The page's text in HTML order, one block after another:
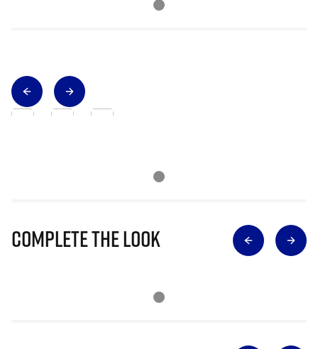
Complete The Look